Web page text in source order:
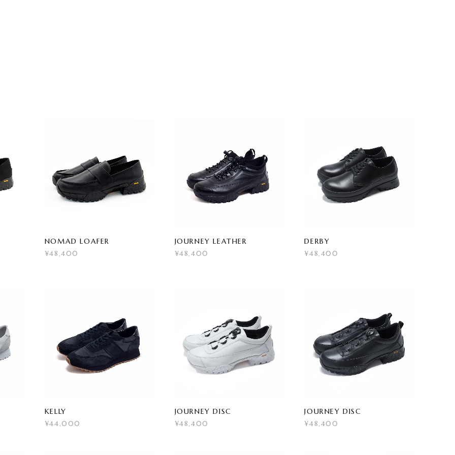
NOMAD LOAFER
¥48,400
JOURNEY LEATHER
¥48,400
DERBY
¥48,400
KELLY
¥44,000
JOURNEY DISC
¥48,400
JOURNEY DISC
¥48,400